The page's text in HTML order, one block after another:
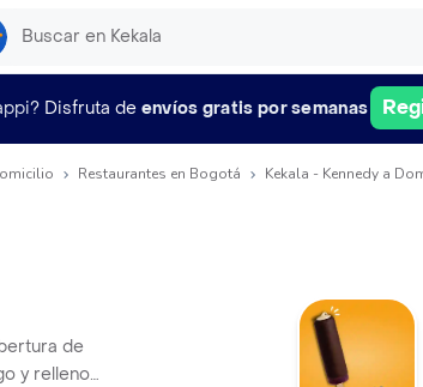
Disfruta de envíos gratis por semanas
Restaurantes en Bogotá Kekala - Kennedy a
de
y relleno